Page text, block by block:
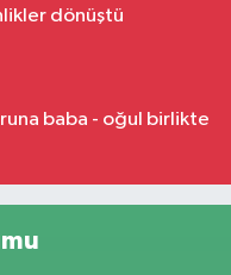
dönüştü
baba - oğul birlikte